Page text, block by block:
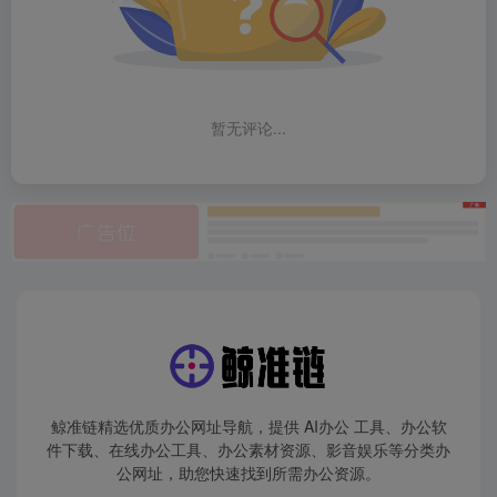
暂无评论...
鲸准链精选优质办公网址导航，提供 AI办公 工具、办公软
件下载、在线办公工具、办公素材资源、影音娱乐等分类办
公网址，助您快速找到所需办公资源。